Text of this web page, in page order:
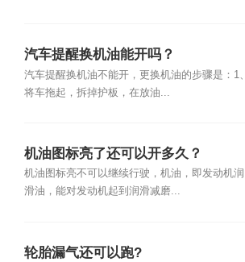
汽车提醒换机油能开吗？
汽车提醒换机油不能开，更换机油的步骤是：1、
将车拖起，拆掉护板，在放油...
机油图标亮了还可以开多久？
机油图标亮不可以继续行驶，机油，即发动机润
滑油，能对发动机起到润滑减磨...
轮胎漏气还可以跑?